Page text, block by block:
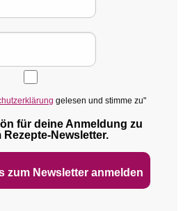
gelesen und stimme zu"
für deine Anmeldung zu
Rezepte‑Newsletter.
zum Newsletter anmelden